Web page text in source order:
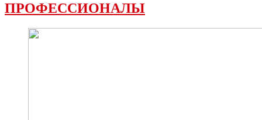
ПРОФЕССИОНАЛЫ